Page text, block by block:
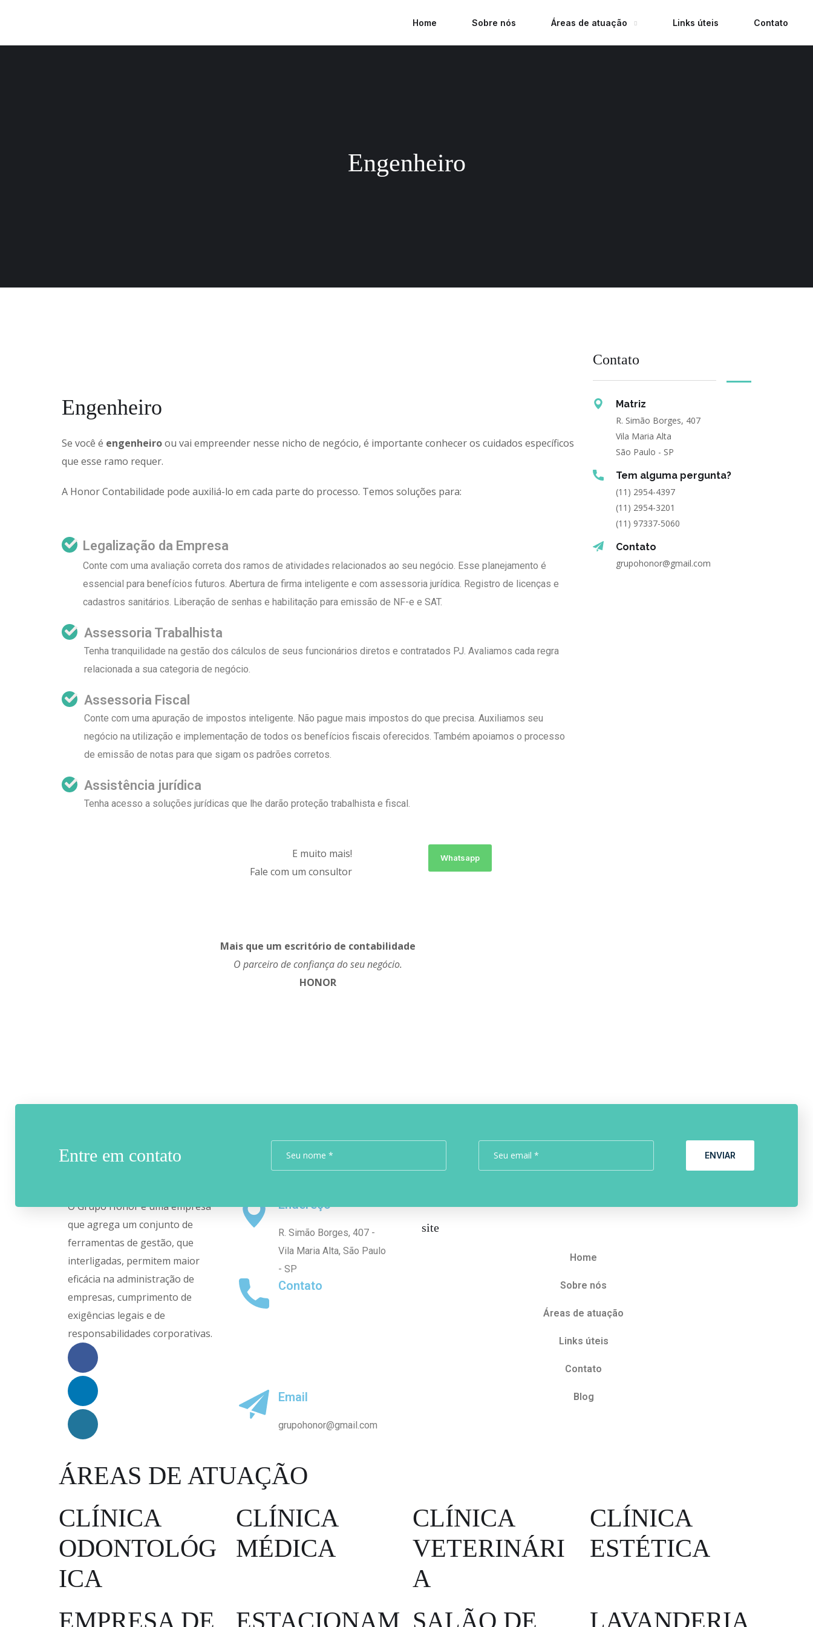
Home Sobre nós Áreas de atuação Links úteis Contato
Engenheiro
Engenheiro
Se você é engenheiroou vai empreender nesse nicho de negócio, é importante conhecer os cuidados específicos
que esse ramo requer.
A Honor Contabilidade pode auxiliá-lo em cada parte do processo. Temos soluções para:
Legalização da Empresa
Conte com uma avaliação correta dos ramos de atividades relacionados ao seu negócio. Esse planejamento é
essencial para benefícios futuros. Abertura de firma inteligente e com assessoria jurídica. Registro de licenças e
cadastros sanitários. Liberação de senhas e habilitação para emissão de NF-e e SAT.
Assessoria Trabalhista
Tenha tranquilidade na gestão dos cálculos de seus funcionários diretos e contratados PJ. Avaliamos cada regra
relacionada a sua categoria de negócio.
Assessoria Fiscal
Conte com uma apuração de impostos inteligente. Não pague mais impostos do que precisa. Auxiliamos seu
negócio na utilização e implementação de todos os benefícios fiscais oferecidos. Também apoiamos o processo
de emissão de notas para que sigam os padrões corretos.
Assistência jurídica
Tenha acesso a soluções jurídicas que lhe darão proteção trabalhista e fiscal.
E muito mais!
Fale com um consultor
Whatsapp
Mais que um escritório de contabilidade
O parceiro de confiança do seu negócio.
HONOR
Contato
Matriz
R. Simão Borges, 407
Vila Maria Alta
São Paulo - SP
Tem alguma pergunta?
(11) 2954-4397
(11) 2954-3201
(11) 97337-5060
Contato
grupohonor@gmail.com
Entre em contato ENVIAR
O Grupo Honor é uma empresa
que agrega um conjunto de
ferramentas de gestão, que
interligadas, permitem maior
eficácia na administração de
empresas, cumprimento de
exigências legais e de
responsabilidades corporativas.
Endereço
R. Simão Borges, 407 -
Vila Maria Alta, São Paulo
- SP
Contato
Email
grupohonor@gmail.com
site
Home
Sobre nós
Áreas de atuação
Links úteis
Contato
Blog
ÁREAS DE ATUAÇÃO
CLÍNICA
ODONTOLÓG
ICA
CLÍNICA
MÉDICA
CLÍNICA
VETERINÁRI
A
CLÍNICA
ESTÉTICA
EMPRESA DE ESTACIONAM SALÃO DE LAVANDERIA